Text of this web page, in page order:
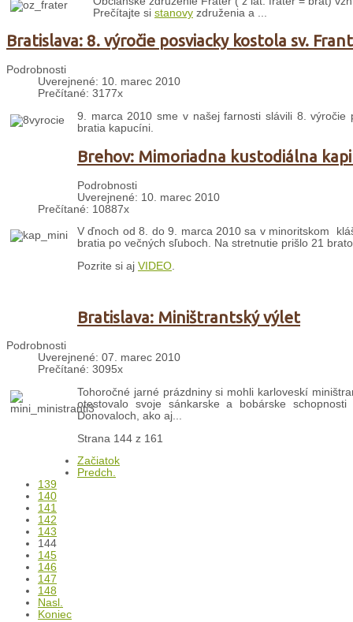
Prečítajte si stanovy združenia a ...
Bratislava: 8. výročie posviacky kostola sv.
Podrobnosti
Uverejnené: 10. marec 2010
Prečítané: 3177x
9. marca 2010 sme v našej farnosti slávili 8. výročie
bratia kapucíni.
Brehov: Mimoriadna kustodiálna
Podrobnosti
Uverejnené: 10. marec 2010
Prečítané: 10887x
V ďnoch od 8. do 9. marca 2010 sa v minoritskom
bratia po večných sľuboch. Na stretnutie prišlo 21
Pozrite si aj VIDEO.
Bratislava: Miništrantský výlet
Podrobnosti
Uverejnené: 07. marec 2010
Prečítané: 3095x
Tohoročné jarné prázdniny si mohli karloveskí
otestovalo svoje sánkarske a bobárske
Donovaloch, ako aj...
Strana 144 z 161
Začiatok
Predch.
139
140
141
142
143
144
145
146
147
148
Nasl.
Koniec